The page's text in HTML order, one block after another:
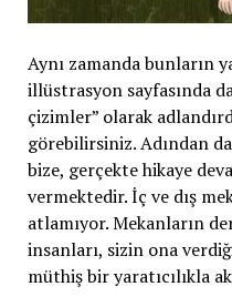
Aynı zamanda bunların
illüstrasyon sayfasında
çizimler” olarak
görebilirsiniz. Adından
bize, gerçekte hikaye
vermektedir. İç ve dış
atlamıyor. Mekanların
insanları, sizin ona
müthiş bir yaratıcılıkla